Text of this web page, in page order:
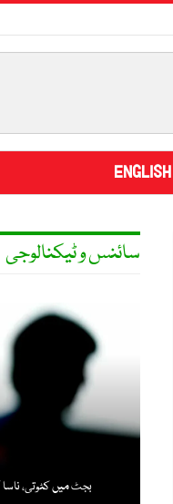
ENGLISH
سائنس و ٹیکنالوجی
بجٹ میں کٹوتی، ناسا کے تقریبا 4